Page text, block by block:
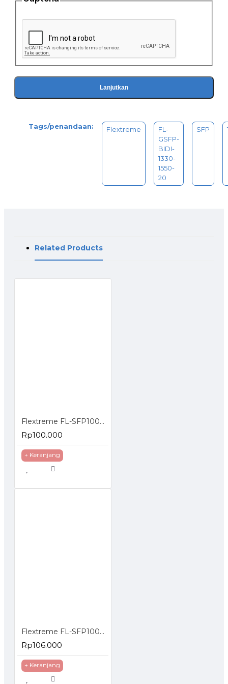
Lanjutkan
Tags/penandaan: Flextreme
FL-
GSFP-
BIDI-
1330-
1550-
20
SFP
Related Products
Flextreme FL-SFP1000MM SFP Module 1000BaseSX Multimode
Rp100.000
+ Keranjang
Flextreme FL-SFP1000SM SFP Module 1000BaseLX Single Mode
Rp106.000
+ Keranjang